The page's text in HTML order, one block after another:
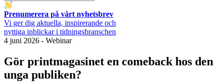
Prenumerera på vårt nyhetsbrev
Vi ger dig aktuella, inspirerande och
nyttiga inblickar i tidningsbranschen
4 juni 2026 - Webinar
Gör printmagasinet en comeback hos den
unga publiken?